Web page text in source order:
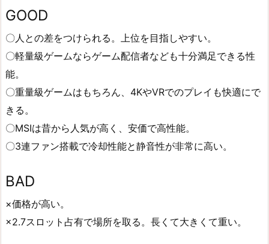
GOOD
〇人との差をつけられる。上位を目指しやすい。
〇軽量級ゲームならゲーム配信者なども十分満足できる性
能。
〇重量級ゲームはもちろん、4KやVRでのプレイも快適にで
きる。
〇MSIは昔から人気が高く、安価で高性能。
〇3連ファン搭載で冷却性能と静音性が非常に高い。
BAD
×価格が高い。
×2.7スロット占有で場所を取る。長くて大きくて重い。